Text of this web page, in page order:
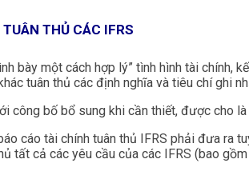
THỦ CÁC IFRS
bày một cách hợp lý” tình hình tài
tuân thủ các định nghĩa và tiêu chí ghi
công bố bổ sung khi cần thiết, được cho
cáo tài chính tuân thủ IFRS phải đưa ra
tất cả các yêu cầu của các IFRS (bao